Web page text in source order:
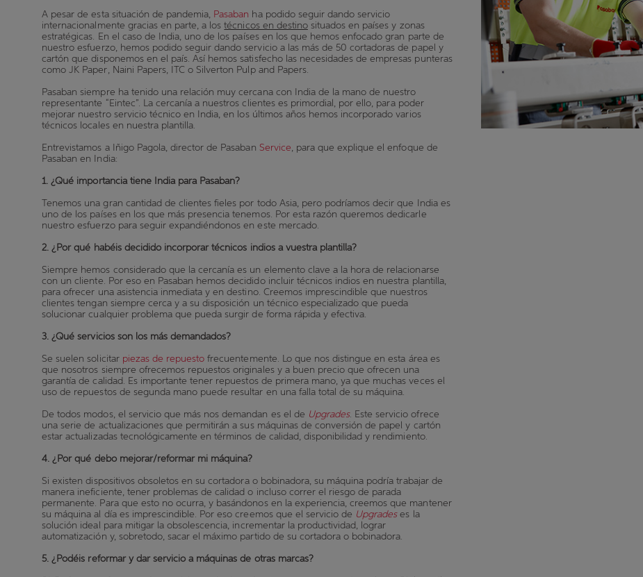
A pesar de esta situación de pandemia, Pasaban ha podido seguir dando servicio
internacionalmente gracias en parte, a lostécnicos en destinosituados en países y zonas
estratégicas. En el caso de India, uno de los países en los que hemos enfocado gran parte de
nuestro esfuerzo, hemos podido seguir dando servicio a las más de 50 cortadoras de papel y
cartón que disponemos en el país. Así hemos satisfecho las necesidades de empresas punteras
como JK Paper, Naini Papers, ITC o Silverton Pulp and Papers.
Pasaban siempre ha tenido una relación muy cercana con India de la mano de nuestro
representante “Eintec”. La cercanía a nuestros clientes es primordial, por ello, para poder
mejorar nuestro servicio técnico en India, en los últimos años hemos incorporado varios
técnicos locales en nuestra plantilla.
Entrevistamos a Iñigo Pagola, director de Pasaban Service, para que explique el enfoque de
Pasaban en India:
1.¿Qué importancia tiene India para Pasaban?
Tenemos una gran cantidad de clientes fieles por todo Asia, pero podríamos decir que India es
uno de los países en los que más presencia tenemos. Por esta razón queremos dedicarle
nuestro esfuerzo para seguir expandiéndonos en este mercado.
2.¿Por qué habéis decidido incorporar técnicos indios a vuestra plantilla?
Siempre hemos considerado que la cercanía es un elemento clave a la hora de relacionarse
con un cliente. Por eso en Pasaban hemos decidido incluir técnicos indios en nuestra plantilla,
para ofrecer una asistencia inmediata y en destino. Creemos imprescindible que nuestros
clientes tengan siempre cerca y a su disposición un técnico especializado que pueda
solucionar cualquier problema que pueda surgir de forma rápida y efectiva.
3.¿Qué servicios son los más demandados?
Se suelen solicitar piezas de repuesto frecuentemente. Lo que nos distingue en esta área es
que nosotros siempre ofrecemos repuestos originales y a buen precio que ofrecen una
garantía de calidad. Es importante tener repuestos de primera mano, ya que muchas veces el
uso de repuestos de segunda mano puede resultar en una falla total de su máquina.
De todos modos, el servicio que más nos demandan es el de Upgrades. Este servicio ofrece
una serie de actualizaciones que permitirán a sus máquinas de conversión de papel y cartón
estar actualizadas tecnológicamente en términos de calidad, disponibilidad y rendimiento.
4.¿Por qué debo mejorar/reformar mi máquina?
Si existen dispositivos obsoletos en su cortadora o bobinadora, su máquina podría trabajar de
manera ineficiente, tener problemas de calidad o incluso correr el riesgo de parada
permanente. Para que esto no ocurra, y basándonos en la experiencia, creemos que mantener
su máquina al día es imprescindible. Por eso creemos que el servicio de Upgradeses la
solución ideal para mitigar la obsolescencia, incrementar la productividad, lograr
automatización y, sobretodo, sacar el máximo partido de su cortadora o bobinadora.
5.¿Podéis reformar y dar servicio a máquinas de otras marcas?